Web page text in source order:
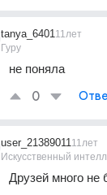
tanya_6401
Гуру
11лет
не поняла
0
user_21389011
Искусственный
11лет
Друзей много не